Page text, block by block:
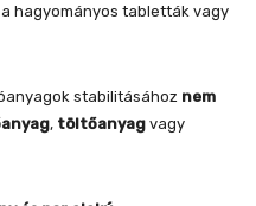
a hagyományos tabletták vagy
stabilitásához nem
, töltőanyag vagy